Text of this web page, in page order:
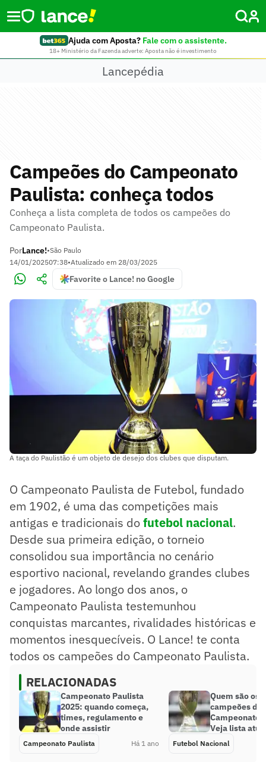
Ajuda com Aposta? Fale com o assistente.
18+ Ministério da Fazenda adverte: Aposta não é investimento
Lancepédia
Campeões do Campeonato
Paulista: conheça todos
Conheça a lista completa de todos os campeões do
Campeonato Paulista.
PorLance!•São Paulo
14/01/202507:38•Atualizado em 28/03/2025
Favorite o Lance! no Google
A taça do Paulistão é um objeto de desejo dos clubes que disputam.
O Campeonato Paulista de Futebol, fundado
em 1902, é uma das competições mais
antigas e tradicionais dofutebol nacional.
Desde sua primeira edição, o torneio
consolidou sua importância no cenário
esportivo nacional, revelando grandes clubes
e jogadores. Ao longo dos anos, o
Campeonato Paulista testemunhou
conquistas marcantes, rivalidades históricas e
momentos inesquecíveis. O Lance! te conta
todos os campeões do Campeonato Paulista.
RELACIONADAS
Campeonato Paulista
2025: quando começa,
times, regulamento e
onde assistir
Campeonato Paulista Há 1 ano
Quem são os
campeões do
Campeonato
Veja lista
Futebol Nacional